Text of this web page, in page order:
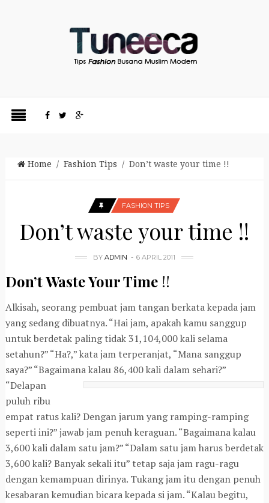
Home / Fashion Tips / Don’t waste your time !!
FASHION TIPS
Don’t waste your time !!
BYADMIN 6 APRIL 2011
Don’t Waste Your Time!!
Alkisah, seorang pembuat jam tangan berkata kepada jam
yang sedang dibuatnya. “Hai jam, apakah kamu sanggup
untuk berdetak paling tidak 31,104,000 kali selama
setahun?” “Ha?,” kata jam terperanjat, “Mana sanggup
saya?” “Bagaimana kalau 86,400 kali dalam sehari?”
“Delapan
puluh ribu
empat ratus kali? Dengan jarum yang ramping-ramping
seperti ini?” jawab jam penuh keraguan. “Bagaimana kalau
3,600 kali dalam satu jam?” “Dalam satu jam harus berdetak
3,600 kali? Banyak sekali itu” tetap saja jam ragu-ragu
dengan kemampuan dirinya. Tukang jam itu dengan penuh
kesabaran kemudian bicara kepada si jam. “Kalau begitu,